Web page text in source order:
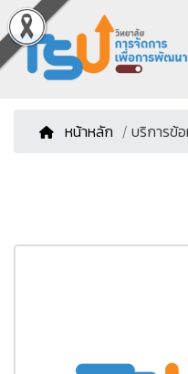
หน้าหลัก / บริการข้